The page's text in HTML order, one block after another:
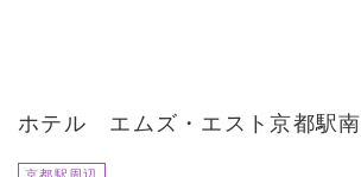
ホテル エムズ・エスト京都駅南